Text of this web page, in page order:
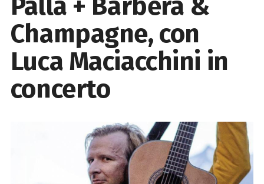
Champagne, con
Luca Maciacchini in
concerto